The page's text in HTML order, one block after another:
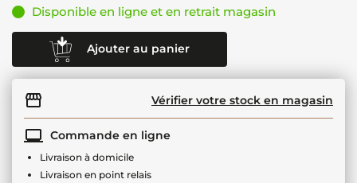
Disponible en ligne et en retrait magasin
Ajouter au panier
Vérifier votre stock en magasin
Commande en ligne
Livraison à domicile
Livraison en point relais